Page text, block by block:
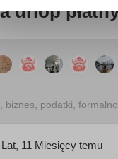
urlop
biznes, podatki,
11 Miesięcy temu